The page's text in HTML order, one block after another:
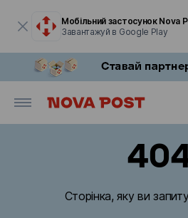
Мобільний застосунок Nova
Завантажуй в Google Play
Сторінка, яку ви